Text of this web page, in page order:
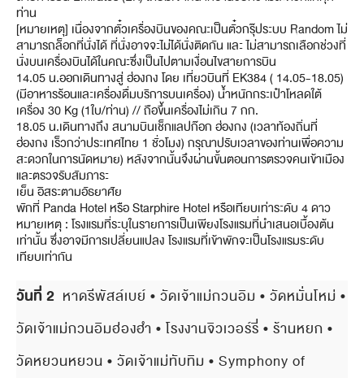
ท่าน
[หมายเหตุ] เนื่องจากตั๋วเครื่องบินของคณะเป็นตั๋วกรุ๊ประบบ Random ไม่
สามารถล็อกที่นั่งได้ ที่นั่งอาจจะไม่ได้นั่งติดกัน และ ไม่สามารถเลือกช่วงที่
นั่งบนเครื่องบินได้ในคณะซึ่งเป็นไปตามเงื่อนไขสายการบิน
14.05 น.ออกเดินทางสู่ ฮ่องกง โดย เที่ยวบินที่ EK384 ( 14.05-18.05)
(มีอาหารร้อนและเครื่องดื่มบริการบนเครื่อง) น้ำหนักกระเป๋าโหลดใต้
เครื่อง 30 Kg (1ใบ/ท่าน) // ถือขึ้นเครื่องไม่เกิน 7 กก.
18.05 น.เดินทางถึง สนามบินเช็กแลปก๊อก ฮ่องกง (เวลาท้องถิ่นที่
ฮ่องกง เร็วกว่าประเทศไทย 1 ชั่วโมง) กรุณาปรับเวลาของท่านเพื่อความ
สะดวกในการนัดหมาย) หลังจากนั้นจึงผ่านขั้นตอนการตรวจคนเข้าเมือง
และตรวจรับสัมภาระ
เย็น อิสระตามอัธยาศัย
พักที่ Panda Hotel หรือ Starphire Hotel หรือเทียบเท่าระดับ 4 ดาว
หมายเหตุ : โรงแรมที่ระบุในรายการเป็นเพียงโรงแรมที่นำเสนอเบื้องต้น
เท่านั้น ซึ่งอาจมีการเปลี่ยนแปลง โรงแรมที่เข้าพักจะเป็นโรงแรมระดับ
เทียบเท่ากัน
วันที่ 2 หาดรีพัสล์เบย์ • วัดเจ้าแม่กวนอิม • วัดหมั่นโหม่ •
วัดเจ้าแม่กวนอิมฮ่องฮำ • โรงงานจิวเวอร์รี่ • ร้านหยก •
วัดหยวนหยวน • วัดเจ้าแม่ทับทิม • Symphony of